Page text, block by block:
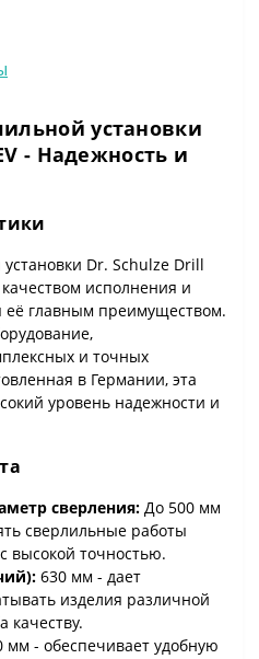
установки
- Надежность и
Dr. Schulze Drill
исполнения и
её главным преимуществом.
и точных
в Германии, эта
уровень надежности и
сверления: До 500 мм
сверлильные работы
высокой точностью.
630 мм - дает
изделия различной
мм - обеспечивает удобную